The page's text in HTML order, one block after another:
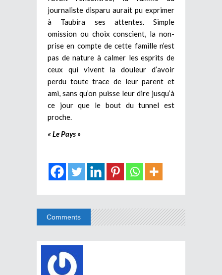
journaliste disparu aurait pu exprimer
à Taubira ses attentes. Simple
omission ou choix conscient, la non-
prise en compte de cette famille n’est
pas de nature à calmer les esprits de
ceux qui vivent la douleur d’avoir
perdu toute trace de leur parent et
ami, sans qu’on puisse leur dire jusqu’à
ce jour que le bout du tunnel est
proche.
« Le Pays »
Comments